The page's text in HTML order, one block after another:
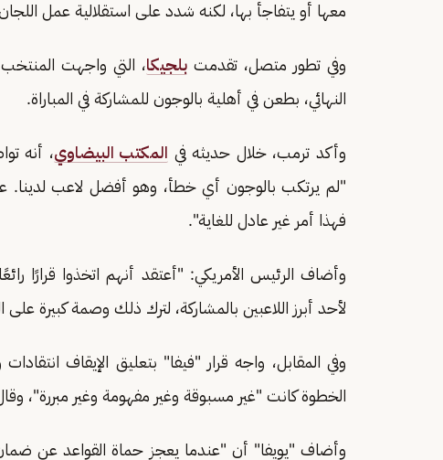
معها أو يتفاجأ بها، لكنه شدد على استقلالية عمل
وفي تطور متصل، تقدمتبلجيكا، التي واجهت المنتخب
النهائي، بطعن في أهلية بالوجون للمشاركة في المباراة.
وأكد ترمب، خلال حديثه في المكتب البيضاوي، أنه
"لم يرتكب بالوجون أي خطأ، وهو أفضل لاعب لدينا.
فهذا أمر غير عادل للغاية".
وأضاف الرئيس الأمريكي: "أعتقد أنهم اتخذوا قرارًا
لأحد أبرز اللاعبين بالمشاركة، لترك ذلك وصمة كبيرة
وفي المقابل، واجه قرار "فيفا" بتعليق الإيقاف
الخطوة كانت "غير مسبوقة وغير مفهومة وغير مبررة"،
وأضاف "يويفا" أن "عندما يعجز حماة القواعد عن